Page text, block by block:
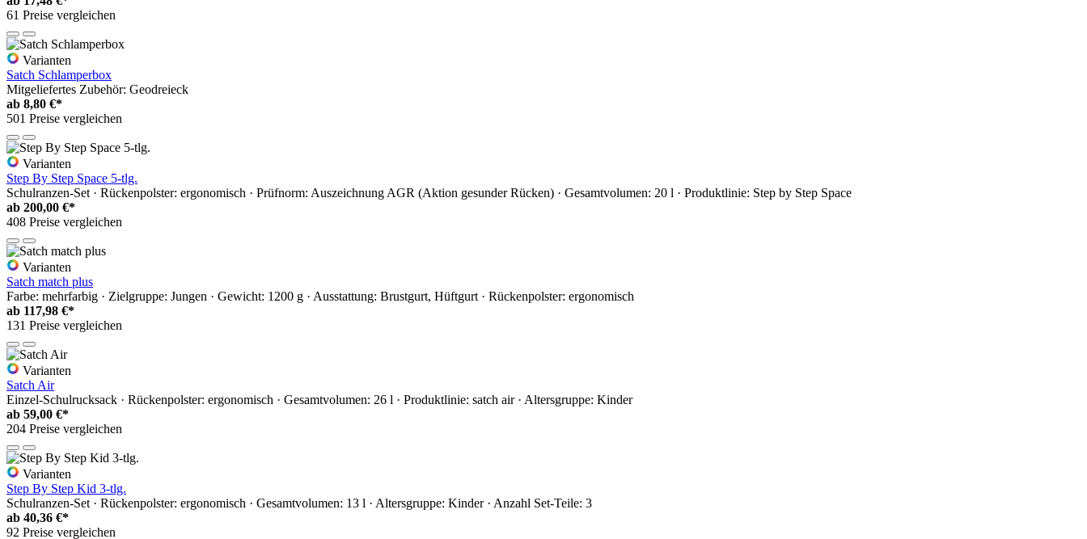
61 Preise vergleichen
Varianten
Satch Schlamperbox
Mitgeliefertes Zubehör: Geodreieck
ab 8,80 €*
501 Preise vergleichen
Varianten
Step By Step Space 5-tlg.
Schulranzen-Set · Rückenpolster: ergonomisch · Prüfnorm: Auszeichnung AGR (Aktion gesunder Rücken) · Gesamtvolumen: 20 l · Produktlinie: Step by Step Space
ab 200,00 €*
408 Preise vergleichen
Varianten
Satch match plus
Farbe: mehrfarbig · Zielgruppe: Jungen · Gewicht: 1200 g · Ausstattung: Brustgurt, Hüftgurt · Rückenpolster: ergonomisch
ab 117,98 €*
131 Preise vergleichen
Varianten
Satch Air
Einzel-Schulrucksack · Rückenpolster: ergonomisch · Gesamtvolumen: 26 l · Produktlinie: satch air · Altersgruppe: Kinder
ab 59,00 €*
204 Preise vergleichen
Varianten
Step By Step Kid 3-tlg.
Schulranzen-Set · Rückenpolster: ergonomisch · Gesamtvolumen: 13 l · Altersgruppe: Kinder · Anzahl Set-Teile: 3
ab 40,36 €*
92 Preise vergleichen